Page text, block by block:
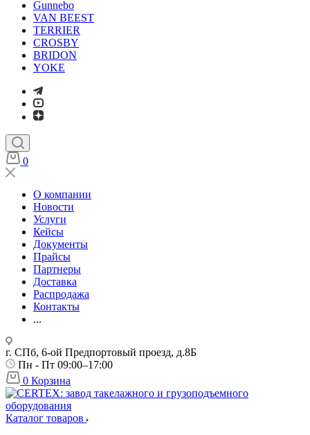
Gunnebo
VAN BEEST
TERRIER
CROSBY
BRIDON
YOKE
0
О компании
Новости
Услуги
Кейсы
Документы
Прайсы
Партнеры
Доставка
Распродажа
Контакты
...
г. СПб, 6-ой Предпортовый проезд, д.8Б
Пн - Пт 09:00–17:00
0 Корзина
Каталог товаров